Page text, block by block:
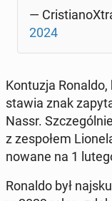
—
2024
Kon­tu­zja
stawia znak
Nassr.
z ze­spo­łem
no­wa­ne na 1
Ronaldo był